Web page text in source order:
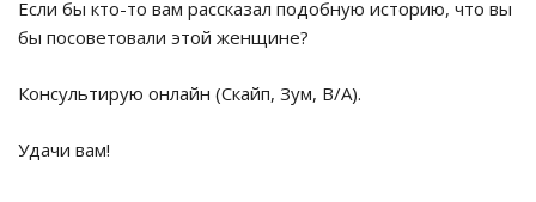
Если бы кто-то вам рассказал подобную историю, что вы
бы посоветовали этой женщине?
Консультирую онлайн (Скайп, Зум, В/А).
Удачи вам!